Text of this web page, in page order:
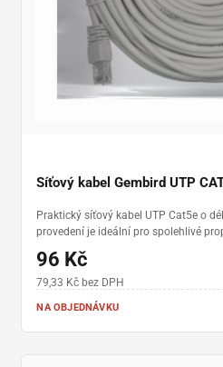
Síťový kabel Gembird UTP
Praktický síťový kabel UTP Cat5e o
provedení je ideální pro spolehlivé
konektory, zajišťuje stabilní přenos
vhodný pro domácí i firemní použití
96 Kč
79,33 Kč bez DPH
NA OBJEDNÁVKU